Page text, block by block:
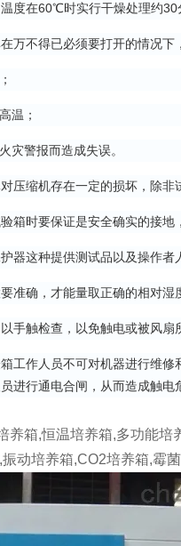
在60℃时实行干燥处理约30
不得已必须要打开的情况下
温；
警报而造成失误。
缩机存在一定的损坏，除非
时要保证是安全确实的接地
这种提供测试品以及操作者
确，才能量取正确的相对湿
触检查，以免触电或被风扇
作人员不可对机器进行维修
进行通电合闸，从而造成触电
养箱,恒温培养箱,多功能
动培养箱,CO2培养箱,霉